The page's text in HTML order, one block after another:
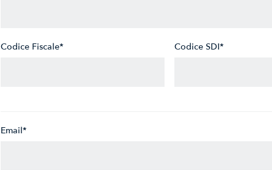
Codice Fiscale* Codice SDI*
Email*